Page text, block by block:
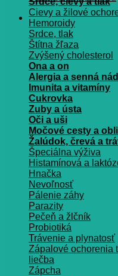
Cievy a žilové
Hemoroidy
Srdce, tlak
Štítna žľaza
Zvýšený cholesterol
Ona a on
Alergia a senná
Imunita a vitamíny
Cukrovka
Zuby a ústa
Oči a uši
Močové cesty a
Žalúdok, črevá a
Špeciálna výživa
Histamínová a
Hnačka
Nevoľnosť
Pálenie záhy
Parazity
Pečeň a žlčník
Probiotiká
Trávenie a plynatosť
Zápalové ochorenia
liečba
Zápcha